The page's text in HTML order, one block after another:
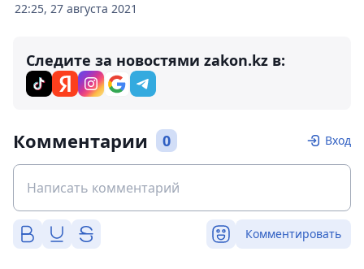
22:25, 27 августа 2021
Следите за новостями zakon.kz в:
Комментарии 0 Вход
Комментировать